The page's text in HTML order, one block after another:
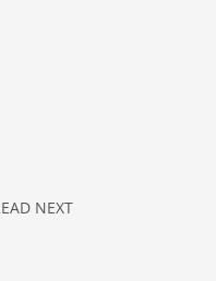
NEXT